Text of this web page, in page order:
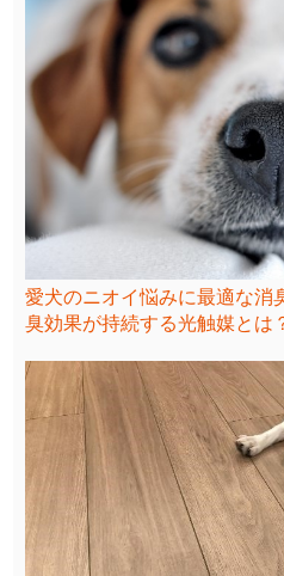
愛犬のニオイ悩みに最適な消
臭効果が持続する光触媒とは